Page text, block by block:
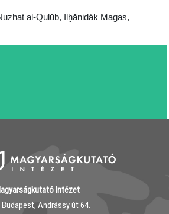
al-Qulūb, Il ḫānidák Magas,
Intézet
Budapest, Andrássy út 64.